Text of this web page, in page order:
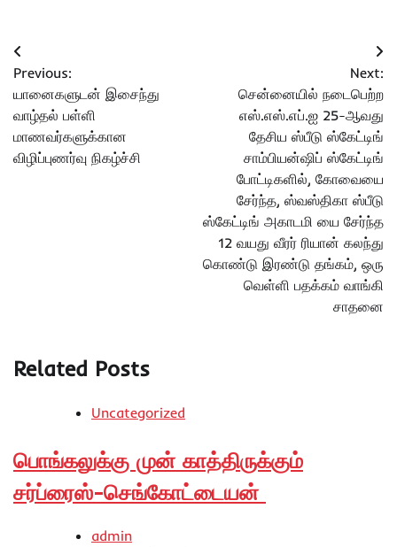
Post
navigation
Previous:
யானைகளுடன் இசைந்து
வாழ்தல் பள்ளி
மாணவர்களுக்கான
விழிப்புணர்வு நிகழ்ச்சி
Next:
சென்னையில் நடைபெற்ற
எஸ்.எஸ்.எப்.ஐ 25-ஆவது
தேசிய ஸ்பீடு ஸ்கேட்டிங்
சாம்பியன்ஷிப் ஸ்கேட்டிங்
போட்டிகளில், கோவையை
சேர்ந்த, ஸ்வஸ்திகா ஸ்பீடு
ஸ்கேட்டிங் அகாடமி யை சேர்ந்த
12 வயது வீரர் ரியான் கலந்து
கொண்டு இரண்டு தங்கம், ஒரு
வெள்ளி பதக்கம் வாங்கி
சாதனை
Related Posts
Uncategorized
பொங்கலுக்கு முன் காத்திருக்கும்
சர்ப்ரைஸ்-செங்கோட்டையன்
admin